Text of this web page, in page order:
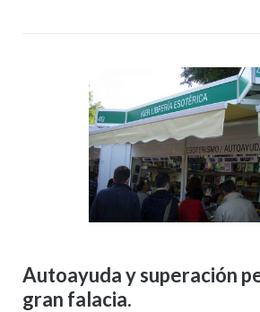
Autoayuda y superación
gran falacia.